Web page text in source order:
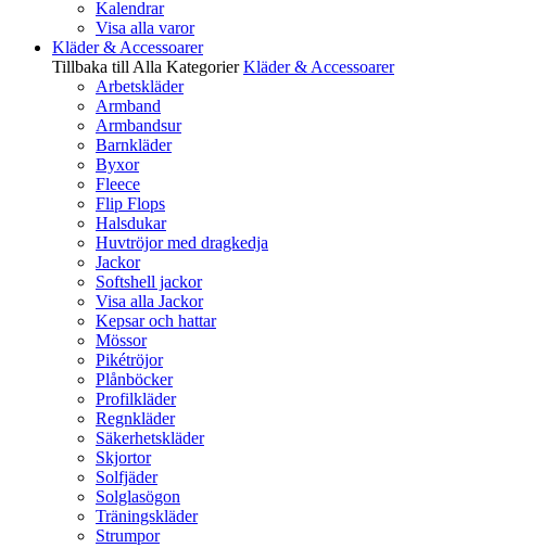
Kalendrar
Visa alla varor
Kläder & Accessoarer
Tillbaka till Alla Kategorier Kläder & Accessoarer
Arbetskläder
Armband
Armbandsur
Barnkläder
Byxor
Fleece
Flip Flops
Halsdukar
Huvtröjor med dragkedja
Jackor
Softshell jackor
Visa alla Jackor
Kepsar och hattar
Mössor
Pikétröjor
Plånböcker
Profilkläder
Regnkläder
Säkerhetskläder
Skjortor
Solfjäder
Solglasögon
Träningskläder
Strumpor